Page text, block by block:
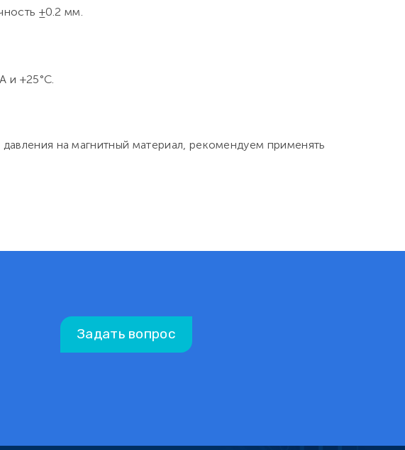
±0.2 мм.
и +25°C.
на магнитный материал, рекомендуем применять
Задать вопрос